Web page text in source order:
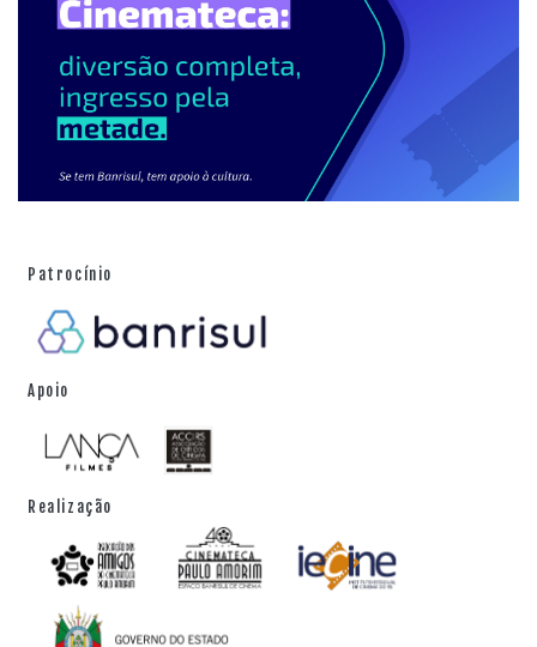
Patrocínio
Apoio
Realização